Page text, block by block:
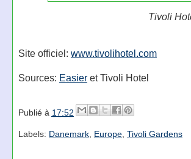
Tivoli
Site officiel: www.tivolihotel.com
Sources: Easieret Tivoli Hotel
Publié à 17:52
Labels: Danemark, Europe, Tivoli Gardens